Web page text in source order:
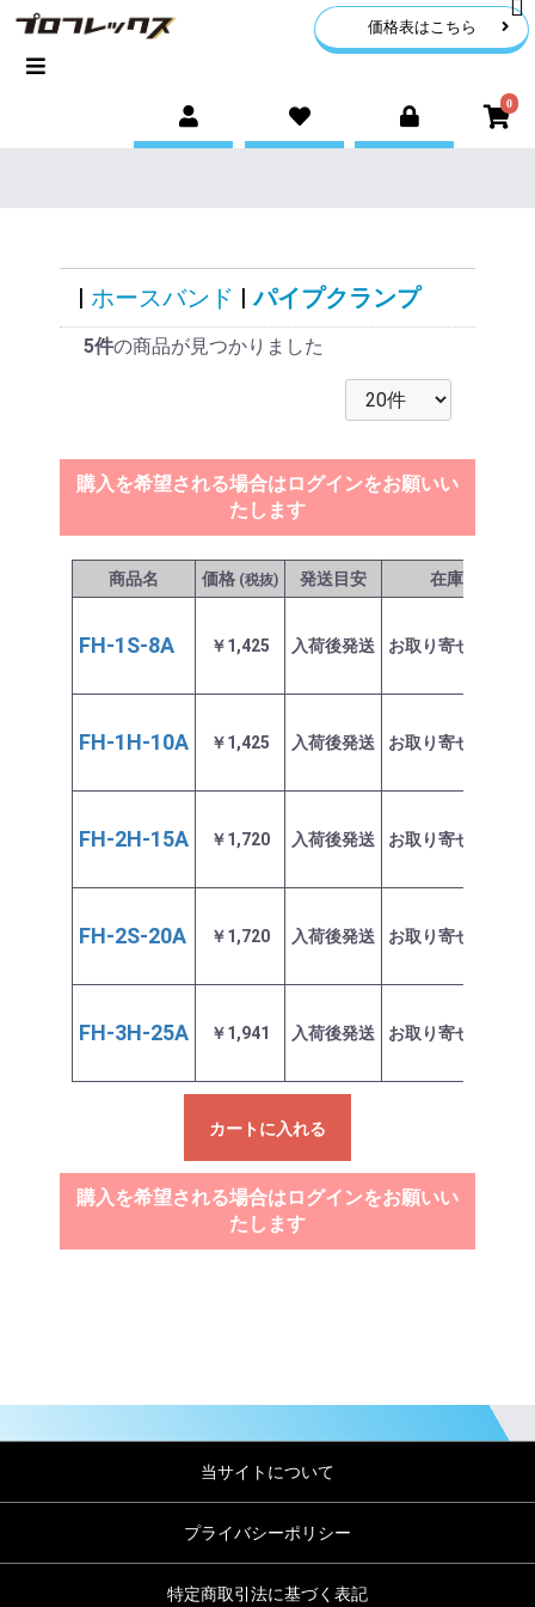
価格表はこちら
0
| ホースバンド | パイプクランプ
5件の商品が見つかりました
購入を希望される場合はログインをお願いい
たします
商品名 価格 (税抜) 発送目安 在庫
FH-1S-8A ￥1,425 入荷後発送 お取り寄せ商品
FH-1H-10A ￥1,425 入荷後発送 お取り寄せ商品
FH-2H-15A ￥1,720 入荷後発送 お取り寄せ商品
FH-2S-20A ￥1,720 入荷後発送 お取り寄せ商品
FH-3H-25A ￥1,941 入荷後発送 お取り寄せ商品
カートに入れる
購入を希望される場合はログインをお願いい
たします
当サイトについて
プライバシーポリシー
特定商取引法に基づく表記